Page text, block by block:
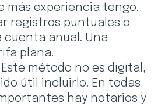
más experiencia tengo.
registros puntuales o
anual. Una
plana.
Este método no es digital,
útil incluirlo. En todas
hay notarios y